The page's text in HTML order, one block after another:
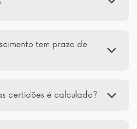
tem prazo de
certidões é calculado?